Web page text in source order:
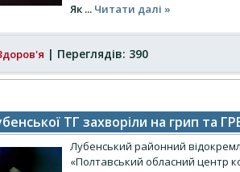
Як ... Читати далі »
| Переглядів: 390
ТГ захворіли на грип та
Лубенський районний
«Полтавський обласний центр